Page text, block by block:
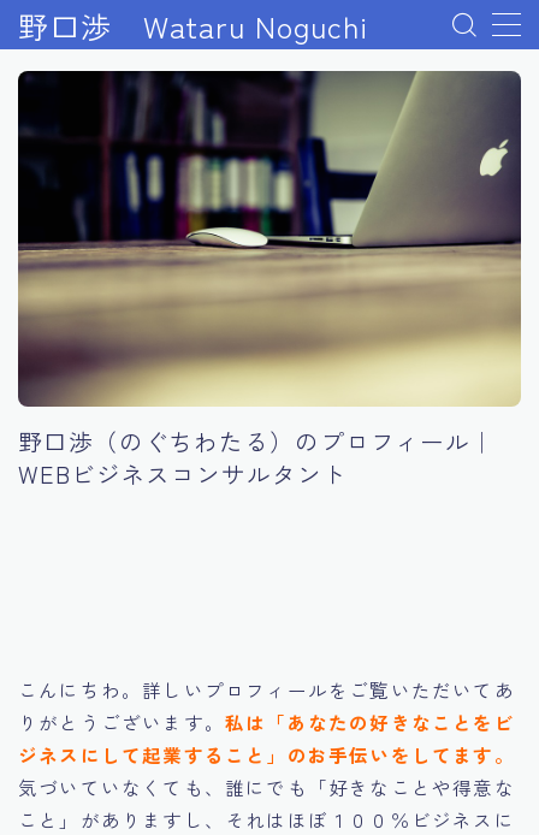
野口渉 Wataru Noguchi
#1140 (タイトルなし)
2024年起業成功ロードマップ完全版
About me
BASEオンラインスクールを受講できない場合
BASE動画セミナー
Udemy補講ページ 最大のリターンを得る行動とは？
センターピン解説
Udemy講師になるコース｜プレゼント受取ページ
Udemy起業論コース｜特典受取ページ
WEBビジネスの「軍資金１０万円」をすぐに稼ぐ方法
WEBビジネス成功『７日間のメール講座』の活用方
法！
WEBビジネス成功に不可欠な『３つのマインドセッ
ステップメールコースのプレゼント受取ページ
デモプリセット記事 Part04
デモプリセット記事 Part07
デモプリセット記事 Part07
トップページ
野口渉（のぐちわたる）のプロフィール｜
WEBビジネスコンサルタント
こんにちわ。詳しいプロフィールをご覧いただいてあ
りがとうございます。 私は「あなたの好きなことをビ
ジネスにして起業すること」のお手伝いをしてます。
気づいていなくても、誰にでも「好きなことや得意な
こと」がありますし、それはほぼ１００％ビジネスに